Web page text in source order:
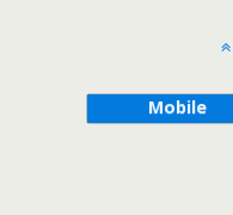
Mobile